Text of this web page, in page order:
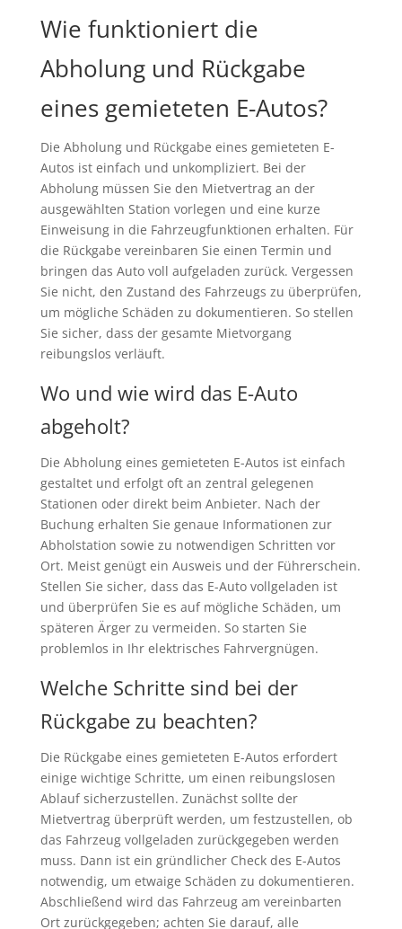
Wie funktioniert die
Abholung und Rückgabe
eines gemieteten E-Autos?
Die Abholung und Rückgabe eines gemieteten E-
Autos ist einfach und unkompliziert. Bei der
Abholung müssen Sie den Mietvertrag an der
ausgewählten Station vorlegen und eine kurze
Einweisung in die Fahrzeugfunktionen erhalten. Für
die Rückgabe vereinbaren Sie einen Termin und
bringen das Auto voll aufgeladen zurück. Vergessen
Sie nicht, den Zustand des Fahrzeugs zu überprüfen,
um mögliche Schäden zu dokumentieren. So stellen
Sie sicher, dass der gesamte Mietvorgang
reibungslos verläuft.
Wo und wie wird das E-Auto
abgeholt?
Die Abholung eines gemieteten E-Autos ist einfach
gestaltet und erfolgt oft an zentral gelegenen
Stationen oder direkt beim Anbieter. Nach der
Buchung erhalten Sie genaue Informationen zur
Abholstation sowie zu notwendigen Schritten vor
Ort. Meist genügt ein Ausweis und der Führerschein.
Stellen Sie sicher, dass das E-Auto vollgeladen ist
und überprüfen Sie es auf mögliche Schäden, um
späteren Ärger zu vermeiden. So starten Sie
problemlos in Ihr elektrisches Fahrvergnügen.
Welche Schritte sind bei der
Rückgabe zu beachten?
Die Rückgabe eines gemieteten E-Autos erfordert
einige wichtige Schritte, um einen reibungslosen
Ablauf sicherzustellen. Zunächst sollte der
Mietvertrag überprüft werden, um festzustellen, ob
das Fahrzeug vollgeladen zurückgegeben werden
muss. Dann ist ein gründlicher Check des E-Autos
notwendig, um etwaige Schäden zu dokumentieren.
Abschließend wird das Fahrzeug am vereinbarten
Ort zurückgegeben; achten Sie darauf, alle